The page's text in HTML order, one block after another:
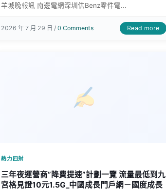
羊城晚報訊 南邊電網深圳供Benz零件電...
2026 年 7 月 29 日 /0 Comments Read more
熱力四射
三年夜運營商”降費提速”計劃一覽 流量最低到九
宮格見證10元1.5G_中國成長門戶網－國度成長